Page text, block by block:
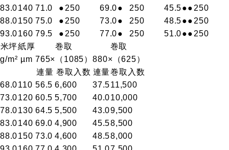
83.0140 71.0 ● 250 69.0● 250 45.5●● 250
88.0150 75.0 ● 250 73.0● 250 48.5●● 250
93.0160 79.5 ● 250 77.0● 250 51.0●● 250
米坪
g/m²
紙厚
µm
巻取
765×（1085）
巻取
880×（625）
連量 巻取入数 連量巻取入数
68.0110 56.5 6,600 37.511,500
73.0120 60.5 5,700 40.010,000
78.0130 64.5 5,500 43.09,500
83.0140 69.0 4,900 45.58,500
88.0150 73.0 4,600 48.58,000